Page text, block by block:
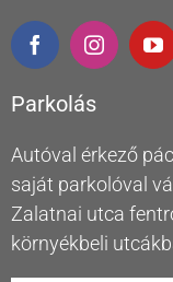
Parkolás
Autóval érkező
saját parkolóval
Zalatnai utca
környékbeli